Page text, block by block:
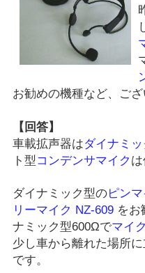
お勧めの機種など、ご
【回答】
車載拡声器はダイナミ
ト型コンデンサマイク
ダイナミック型のピン
リーマイク NZ-609 をお
ナミック型600Ωでマイ
少し車から離れた場所
です。